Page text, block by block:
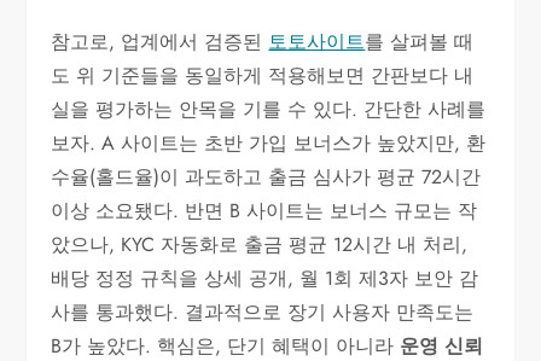
참고로, 업계에서 검증된 토토사이트를 살펴볼 때
도 위 기준들을 동일하게 적용해보면 간판보다 내
실을 평가하는 안목을 기를 수 있다. 간단한 사례를
보자. A 사이트는 초반 가입 보너스가 높았지만, 환
수율(홀드율)이 과도하고 출금 심사가 평균 72시간
이상 소요됐다. 반면 B 사이트는 보너스 규모는 작
았으나, KYC 자동화로 출금 평균 12시간 내 처리,
배당 정정 규칙을 상세 공개, 월 1회 제3자 보안 감
사를 통과했다. 결과적으로 장기 사용자 만족도는
B가 높았다. 핵심은, 단기 혜택이 아니라 운영 신뢰